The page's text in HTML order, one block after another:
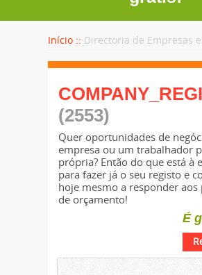
Início :: Directoria de Empresas
(2553)
Quer oportunidades de
empresa ou um trabalhador
própria? Então do que está à
para fazer já o seu registo e
hoje mesmo a responder aos
de orçamento!
É